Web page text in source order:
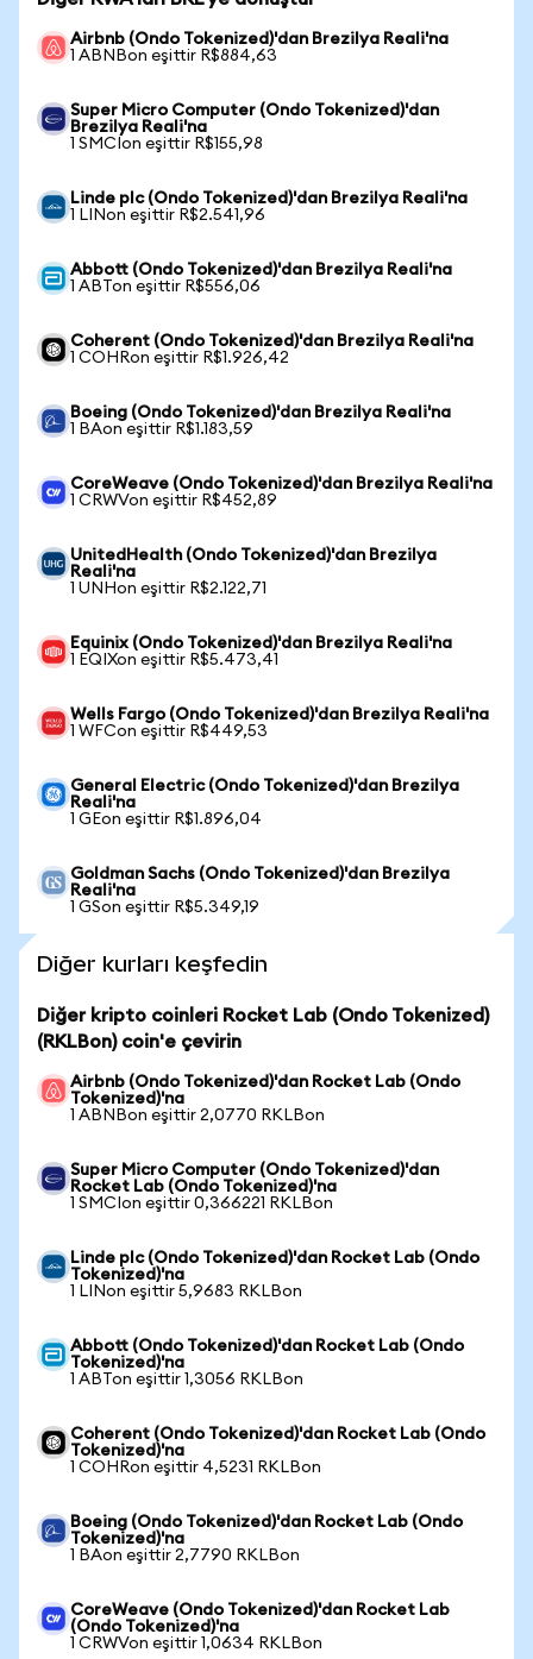
Airbnb (Ondo Tokenized)'dan Brezilya Reali'na
1 ABNBon eşittir R$884,63
Super Micro Computer (Ondo Tokenized)'dan
Brezilya Reali'na
1 SMCIon eşittir R$155,98
Linde plc (Ondo Tokenized)'dan Brezilya Reali'na
1 LINon eşittir R$2.541,96
Abbott (Ondo Tokenized)'dan Brezilya Reali'na
1 ABTon eşittir R$556,06
Coherent (Ondo Tokenized)'dan Brezilya Reali'na
1 COHRon eşittir R$1.926,42
Boeing (Ondo Tokenized)'dan Brezilya Reali'na
1 BAon eşittir R$1.183,59
CoreWeave (Ondo Tokenized)'dan Brezilya Reali'na
1 CRWVon eşittir R$452,89
UnitedHealth (Ondo Tokenized)'dan Brezilya
Reali'na
1 UNHon eşittir R$2.122,71
Equinix (Ondo Tokenized)'dan Brezilya Reali'na
1 EQIXon eşittir R$5.473,41
Wells Fargo (Ondo Tokenized)'dan Brezilya Reali'na
1 WFCon eşittir R$449,53
General Electric (Ondo Tokenized)'dan Brezilya
Reali'na
1 GEon eşittir R$1.896,04
Goldman Sachs (Ondo Tokenized)'dan Brezilya
Reali'na
1 GSon eşittir R$5.349,19
Diğer kurları keşfedin
Diğer kripto coinleri Rocket Lab (Ondo Tokenized)
(RKLBon) coin'e çevirin
Airbnb (Ondo Tokenized)'dan Rocket Lab (Ondo
Tokenized)'na
1 ABNBon eşittir 2,0770 RKLBon
Super Micro Computer (Ondo Tokenized)'dan
Rocket Lab (Ondo Tokenized)'na
1 SMCIon eşittir 0,366221 RKLBon
Linde plc (Ondo Tokenized)'dan Rocket Lab (Ondo
Tokenized)'na
1 LINon eşittir 5,9683 RKLBon
Abbott (Ondo Tokenized)'dan Rocket Lab (Ondo
Tokenized)'na
1 ABTon eşittir 1,3056 RKLBon
Coherent (Ondo Tokenized)'dan Rocket Lab (Ondo
Tokenized)'na
1 COHRon eşittir 4,5231 RKLBon
Boeing (Ondo Tokenized)'dan Rocket Lab (Ondo
Tokenized)'na
1 BAon eşittir 2,7790 RKLBon
CoreWeave (Ondo Tokenized)'dan Rocket Lab
(Ondo Tokenized)'na
1 CRWVon eşittir 1,0634 RKLBon